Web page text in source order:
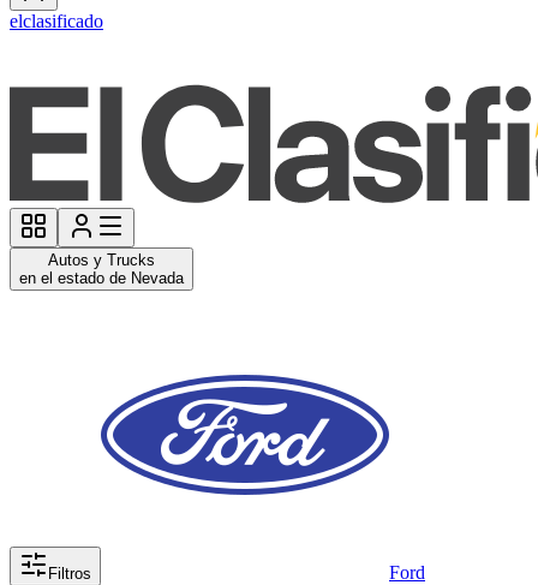
elclasificado
Autos y Trucks
en el estado de Nevada
Filtros Ford